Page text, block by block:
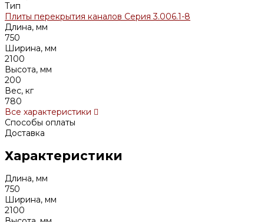
Тип
Плиты перекрытия каналов Серия 3.006.1-8
Длина, мм
750
Ширина, мм
2100
Высота, мм
200
Вес, кг
780
Все характеристики
Способы оплаты
Доставка
Характеристики
Длина, мм
750
Ширина, мм
2100